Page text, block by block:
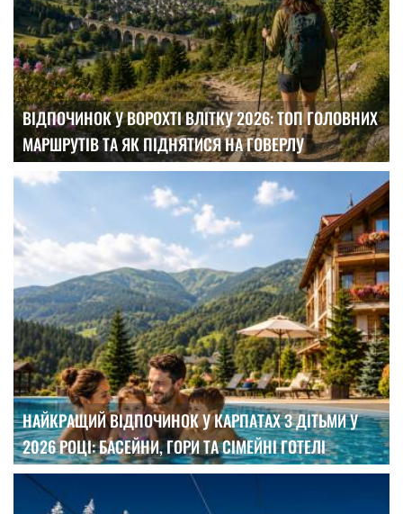
ВІДПОЧИНОК У ВОРОХТІ ВЛІТКУ 2026: ТОП ГОЛОВНИХ
МАРШРУТІВ ТА ЯК ПІДНЯТИСЯ НА ГОВЕРЛУ
НАЙКРАЩИЙ ВІДПОЧИНОК У КАРПАТАХ З ДІТЬМИ У
2026 РОЦІ: БАСЕЙНИ, ГОРИ ТА СІМЕЙНІ ГОТЕЛІ